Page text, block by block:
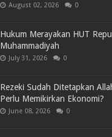
August 02, 2026 0
Hukum Merayakan HUT
Muhammadiyah
July 31, 2026 0
Rezeki Sudah Ditetapkan
Perlu Memikirkan Ekonomi?
June 08, 2026 0